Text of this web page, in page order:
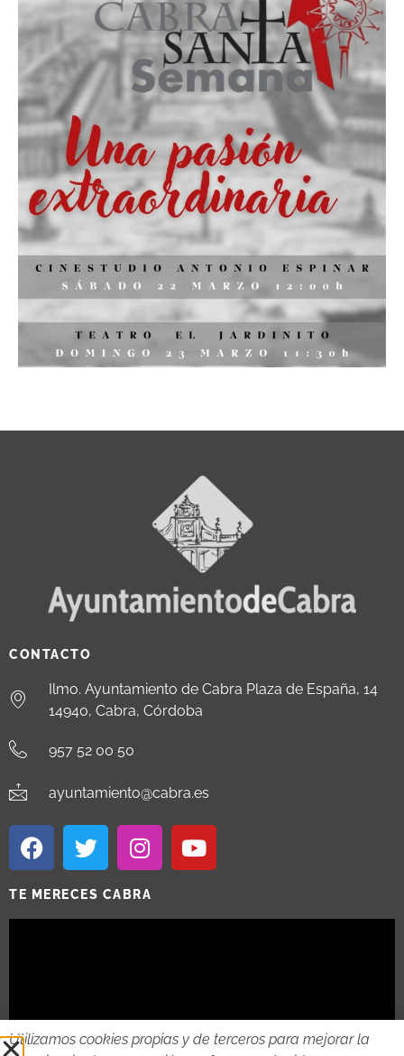
CONTACTO
Ilmo. Ayuntamiento de Cabra Plaza de España, 14
14940, Cabra, Córdoba
957 52 00 50
ayuntamiento@cabra.es
TE MERECES CABRA
Utilizamos cookies propias y de terceros para mejorar la